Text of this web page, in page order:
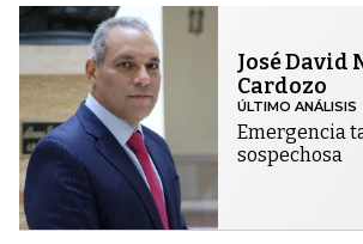
José David
Cardozo
ÚLTIMO ANÁLISIS
Emergencia
sospechosa